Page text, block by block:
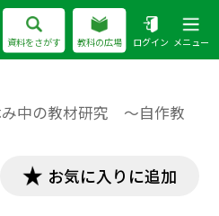
資料をさがす 教科の広場 ログイン メニュー
中の教材研究 ～自作教
お気に入りに追加